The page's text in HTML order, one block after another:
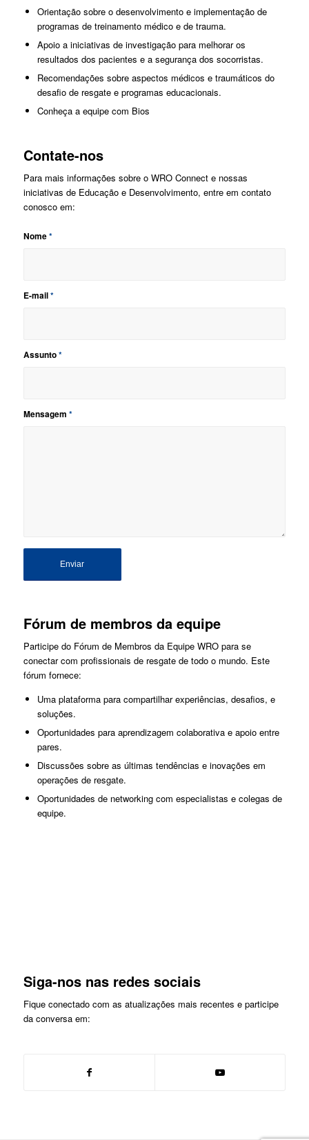
Orientação sobre o desenvolvimento e implementação de
programas de treinamento médico e de trauma.
Apoio a iniciativas de investigação para melhorar os
resultados dos pacientes e a segurança dos socorristas.
Recomendações sobre aspectos médicos e traumáticos do
desafio de resgate e programas educacionais.
Conheça a equipe com Bios
Contate-nos
Para mais informações sobre o WRO Connect e nossas
iniciativas de Educação e Desenvolvimento, entre em contato
conosco em:
Nome*
E-mail*
Assunto*
Mensagem *
Fórum de membros da equipe
Participe do Fórum de Membros da Equipe WRO para se
conectar com profissionais de resgate de todo o mundo. Este
fórum fornece:
Uma plataforma para compartilhar experiências, desafios, e
soluções.
Oportunidades para aprendizagem colaborativa e apoio entre
pares.
Discussões sobre as últimas tendências e inovações em
operações de resgate.
Oportunidades de networking com especialistas e colegas de
equipe.
Siga-nos nas redes sociais
Fique conectado com as atualizações mais recentes e participe
da conversa em: